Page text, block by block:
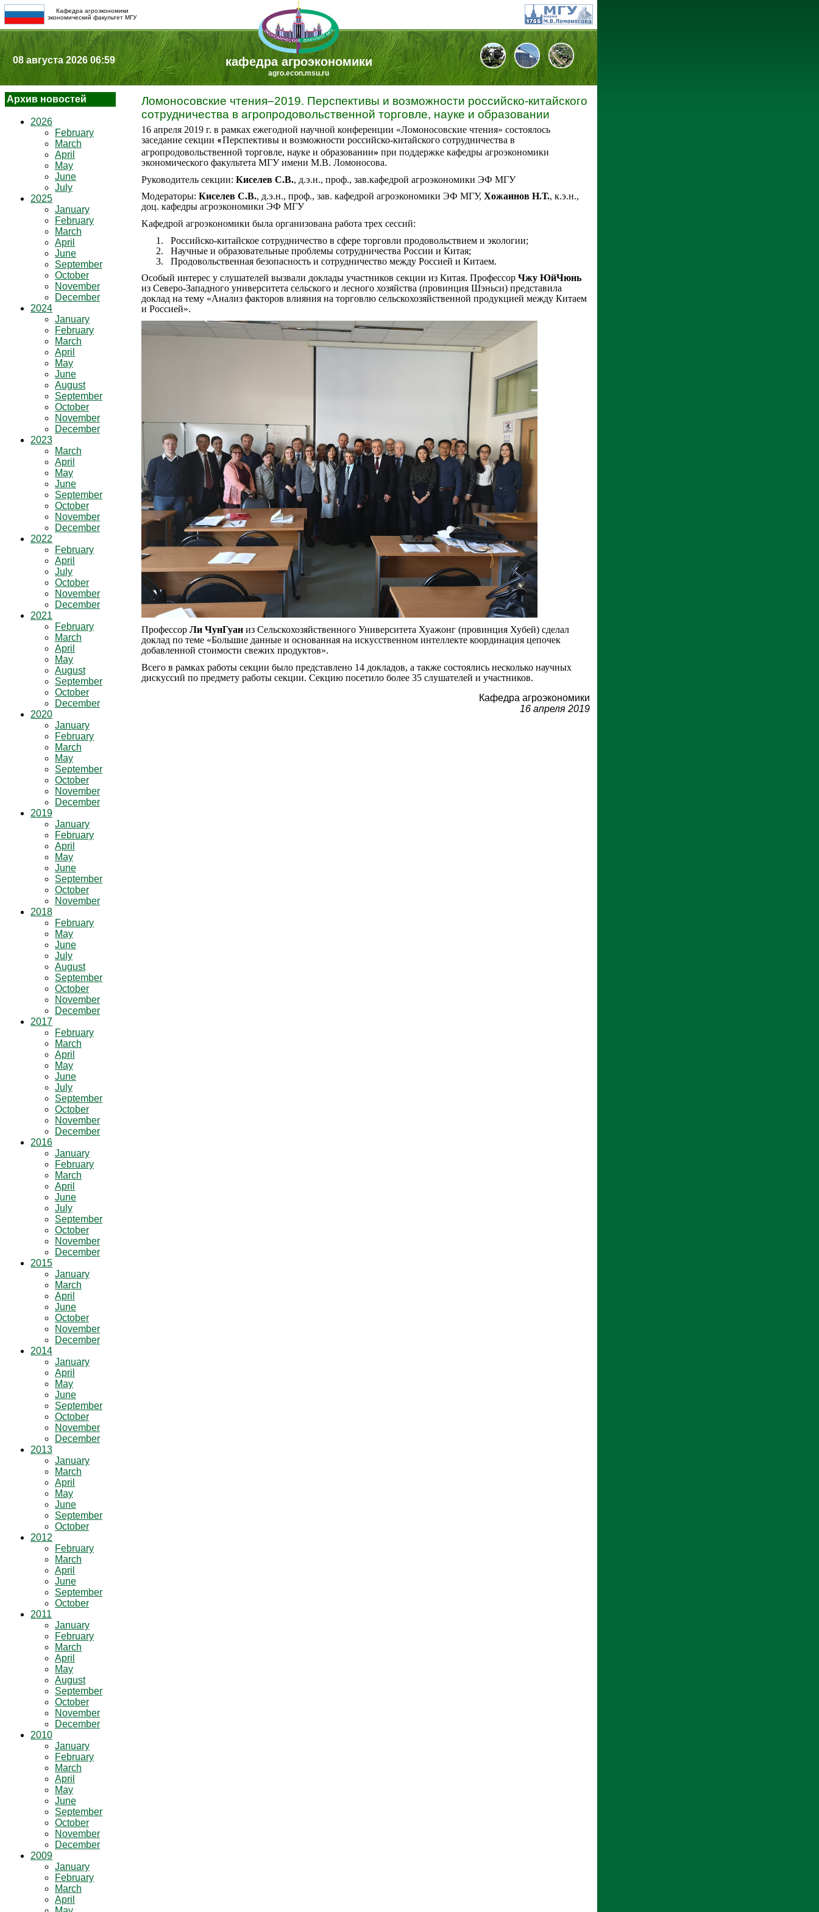
Кафедра агроэкономики
экономический факультет МГУ
кафедра агроэкономики
agro.econ.msu.ru
08 августа 2026 06:59
Архив новостей
2026
February
March
April
May
June
July
2025
January
February
March
April
June
September
October
November
December
2024
January
February
March
April
May
June
August
September
October
November
December
2023
March
April
May
June
September
October
November
December
2022
February
April
July
October
November
December
2021
February
March
April
May
August
September
October
December
2020
January
February
March
May
September
October
November
December
2019
January
February
April
May
June
September
October
November
2018
February
May
June
July
August
September
October
November
December
2017
February
March
April
May
June
July
September
October
November
December
2016
January
February
March
April
June
July
September
October
November
December
2015
January
March
April
June
October
November
December
2014
January
April
May
June
September
October
November
December
2013
January
March
April
May
June
September
October
2012
February
March
April
June
September
October
2011
January
February
March
April
May
August
September
October
November
December
2010
January
February
March
April
May
June
September
October
November
December
2009
January
February
March
April
Ломоносовские чтения–2019. Перспективы и возможности российско-китайского
сотрудничества в агропродовольственной торговле, науке и образовании
16 апреля 2019 г. в рамках ежегодной научной конференции «Ломоносовские чтения» состоялось
заседание секции «Перспективы и возможности российско-китайского сотрудничества в
агропродовольственной торговле, науке и образовании» при поддержке кафедры агроэкономики
экономического факультета МГУ имени М.В. Ломоносова.
Руководитель секции: Киселев С.В., д.э.н., проф., зав.кафедрой агроэкономики ЭФ МГУ
Модераторы: Киселев С.В., д.э.н., проф., зав. кафедрой агроэкономики ЭФ МГУ, Хожаинов Н.Т., к.э.н.,
доц. кафедры агроэкономики ЭФ МГУ
Kафедрой агроэкономики была организована работа трех сессий:
1.
Российско-китайское сотрудничество в сфере торговли продовольствием и экологии;
2.
Научные и образовательные проблемы сотрудничества России и Китая;
3.
Продовольственная безопасность и сотрудничество между Россией и Китаем.
Особый интерес у слушателей вызвали доклады участников секции из Китая. Профессор Чжу ЮйЧюнь
из Северо-Западного университета сельского и лесного хозяйства (провинция Шэньси) представила
доклад на тему «Анализ факторов влияния на торговлю сельскохозяйственной продукцией между Китаем
и Россией».
Профессор Ли ЧунГуан из Сельскохозяйственного Университета Хуажонг (провинция Хубей) сделал
доклад по теме «Большие данные и основанная на искусственном интеллекте координация цепочек
добавленной стоимости свежих продуктов».
Всего в рамках работы секции было представлено 14 докладов, а также состоялись несколько научных
дискуссий по предмету работы секции. Секцию посетило более 35 слушателей и участников.
Кафедра агроэкономики
16 апреля 2019